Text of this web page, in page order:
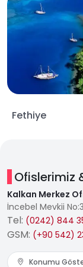
geçireceğiniz
muhteşem bir
Fethiye
Ofislerimiz
Kalkan Merkez
İncebel Mevkii
Tel: (0242) 844
GSM: (+90 542)
Konumu